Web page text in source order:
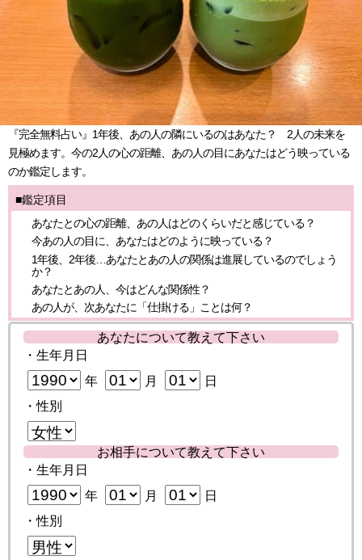
『完全無料占い』1年後、あの人の隣にいるのはあなた？ 2人の未来を
見極めます。今の2人の心の距離、あの人の目にあなたはどう映っている
のか鑑定します。
■鑑定項目
あなたとの心の距離、あの人はどのくらいだと感じている？
今あの人の目に、あなたはどのように映っている？
1年後、2年後…あなたとあの人の関係は進展しているのでしょう
か？
あなたとあの人、今はどんな関係性？
あの人が、次あなたに「仕掛ける」ことは何？
あなたについて教えて下さい
・生年月日
年 月
日
・性別
お相手について教えて下さい
・生年月日
年 月
日
・性別